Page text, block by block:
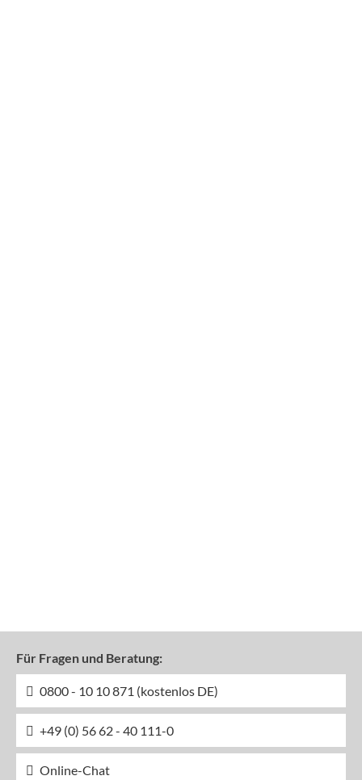
Für Fragen und Beratung:
0800 - 10 10 871 (kostenlos DE)
+49 (0) 56 62 - 40 111-0
Online-Chat